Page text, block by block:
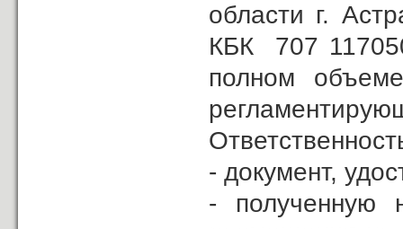
области г.
КБК 707
полном
- документ,
- полученную